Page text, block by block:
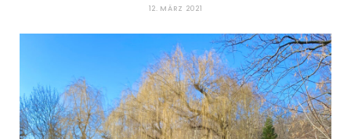
12. MÄRZ 2021